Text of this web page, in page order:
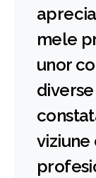
mele
unor